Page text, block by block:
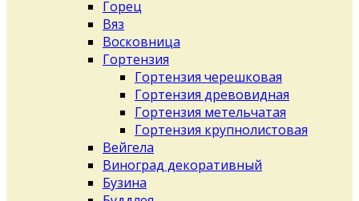
Горец
Вяз
Восковница
Гортензия
Гортензия черешковая
Гортензия древовидная
Гортензия метельчатая
Гортензия крупнолистовая
Вейгела
Виноград декоративный
Бузина